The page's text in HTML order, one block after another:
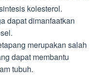
kolesterol.
dapat dimanfaatkan
merupakan salah
dapat membantu
tubuh.